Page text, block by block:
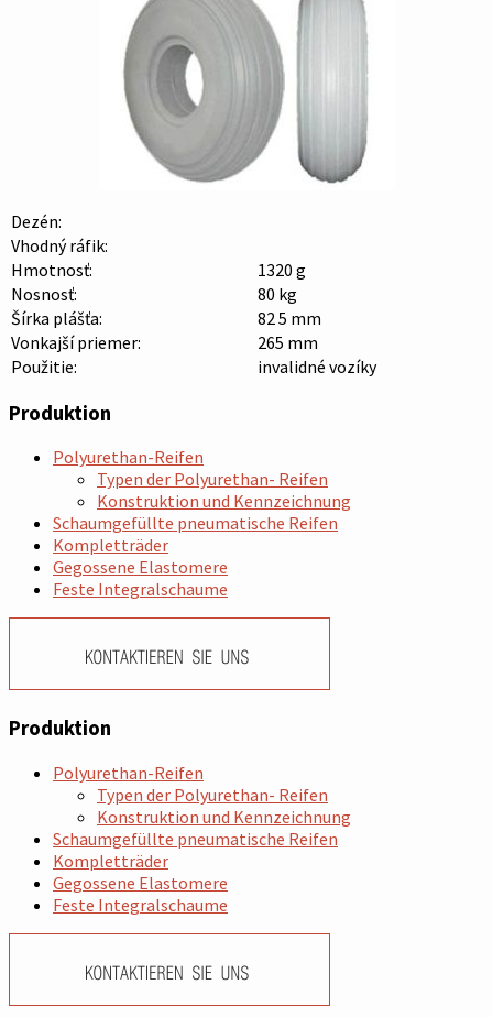
Dezén:
Vhodný ráfik:
Hmotnosť:
1320 g
Nosnosť:
80 kg
Šírka plášťa:
82 5 mm
Vonkajší priemer:
265 mm
Použitie:
invalidné vozíky
Produktion
Polyurethan-Reifen
Typen der Polyurethan- Reifen
Konstruktion und Kennzeichnung
Schaumgefüllte pneumatische Reifen
Kompletträder
Gegossene Elastomere
Feste Integralschaume
Produktion
Polyurethan-Reifen
Typen der Polyurethan- Reifen
Konstruktion und Kennzeichnung
Schaumgefüllte pneumatische Reifen
Kompletträder
Gegossene Elastomere
Feste Integralschaume